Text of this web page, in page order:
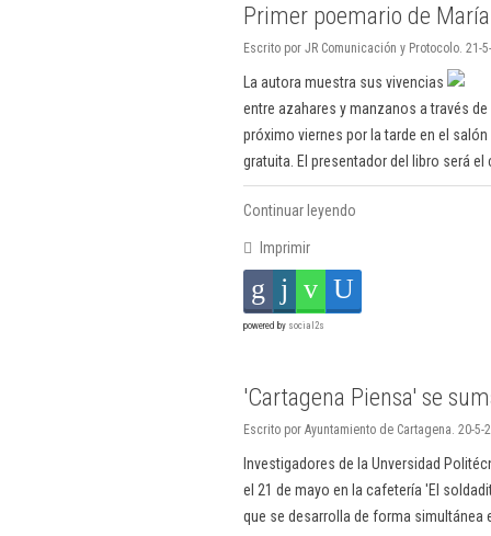
Primer poemario de
Escrito por JR Comunicación y Protocolo. 21-
La autora muestra sus vivencias
entre azahares y manzanos a través
próximo viernes por la tarde en el
gratuita. El presentador del libro será
Continuar leyendo
Imprimir
powered by social2s
'Cartagena Piensa' se
Escrito por Ayuntamiento de Cartagena. 20-5-
Investigadores de la Unversidad
el 21 de mayo en la cafetería 'El
que se desarrolla de forma simultánea